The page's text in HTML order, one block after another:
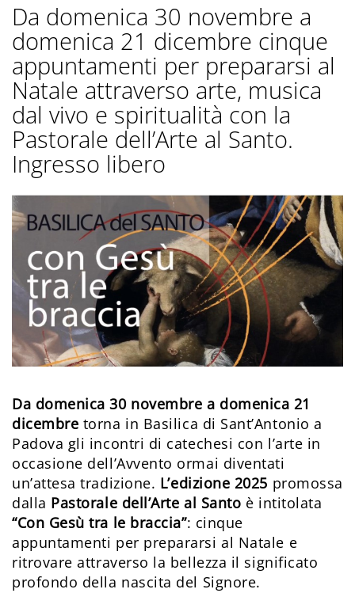
Da domenica 30 novembre a
domenica 21 dicembre cinque
appuntamenti per prepararsi al
Natale attraverso arte, musica
dal vivo e spiritualità con la
Pastorale dell’Arte al Santo.
Ingresso libero
Da domenica 30 novembre a domenica 21
dicembre torna in Basilica di Sant’Antonio a
Padova gli incontri di catechesi con l’arte in
occasione dell’Avvento ormai diventati
un’attesa tradizione. L’edizione 2025 promossa
dalla Pastorale dell’Arte al Santo è intitolata
“Con Gesù tra le braccia”: cinque
appuntamenti per prepararsi al Natale e
ritrovare attraverso la bellezza il significato
profondo della nascita del Signore.